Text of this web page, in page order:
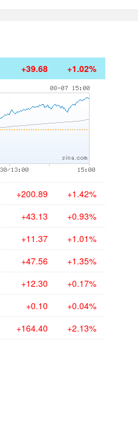
+39.68 +1.02%
+200.89 +1.42%
+43.13 +0.93%
+11.37 +1.01%
+47.56 +1.35%
+12.30 +0.17%
+0.10 +0.04%
+164.40 +2.13%